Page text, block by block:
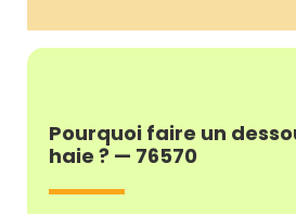
Pourquoi faire un
haie ? — 76570